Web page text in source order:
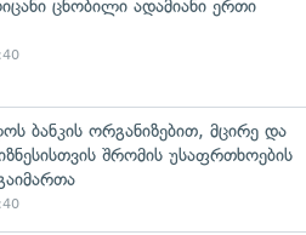
ცნობილი ადამიანი ერთი
ბანკის ორგანიზებით, მცირე და
შრომის უსაფრთხოების